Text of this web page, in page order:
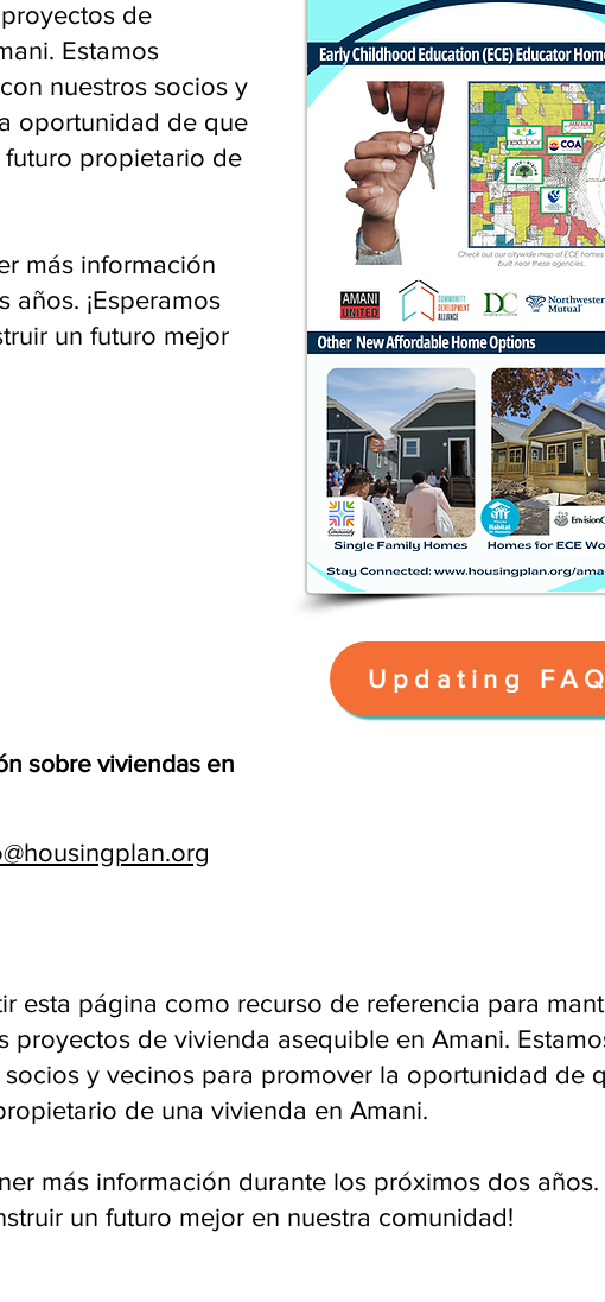
de
Estamos
nuestros socios y
oportunidad de que
propietario de
más información
años. ¡Esperamos
un futuro mejor
Updating
sobre viviendas en
esta página como recurso de referencia para
proyectos de vivienda asequible en Amani.
y vecinos para promover la oportunidad de
de una vivienda en Amani.
más información durante los próximos dos años.
un futuro mejor en nuestra comunidad!